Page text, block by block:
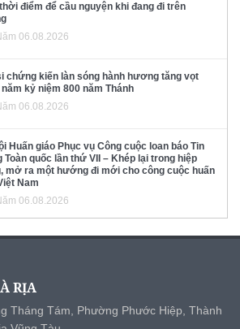
điểm để cầu nguyện khi đang đi trên
06.08.2026
chứng kiến làn sóng hành hương tăng vọt
kỷ niệm 800 năm Thánh
06.08.2026
Huấn giáo Phục vụ Công cuộc loan báo Tin
Toàn quốc lần thứ VII – Khép lại trong hiệp
mở ra một hướng đi mới cho công cuộc huấn
Nam
06.08.2026
RỊA
Tháng Tám, Phường Phước Hiệp, Thành